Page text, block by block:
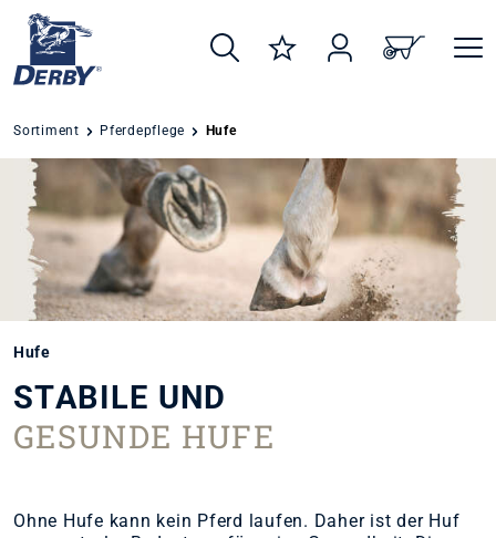
springen
Sortiment Pferdepflege Hufe
Hufe
STABILE UND
GESUNDE HUFE
Ohne Hufe kann kein Pferd laufen. Daher ist der Huf